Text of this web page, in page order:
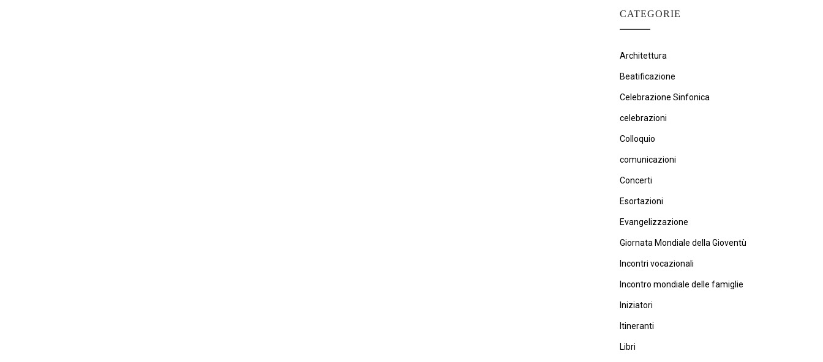
CATEGORIE
Architettura
Beatificazione
Celebrazione Sinfonica
celebrazioni
Colloquio
comunicazioni
Concerti
Esortazioni
Evangelizzazione
Giornata Mondiale della Gioventù
Incontri vocazionali
Incontro mondiale delle famiglie
Iniziatori
Itineranti
Libri